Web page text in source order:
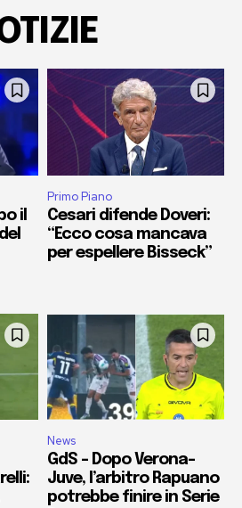
il
Primo Piano
Cesari difende Doveri:
“Ecco cosa mancava
per espellere Bisseck”
News
GdS – Dopo Verona-
Juve, l’arbitro Rapuano
potrebbe finire in Serie